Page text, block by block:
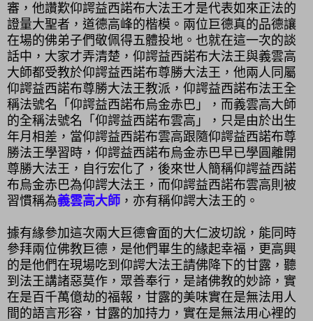
審，他讚歎仰諤益西諾布大法王才是代表如來正法的
證量大聖者，道德高峰的楷模。兩位巨德真的品德讓
在場的佛弟子們敬佩得五體投地。也就在這一次的談
話中，大家才弄清楚，仰諤益西諾布大法王與義雲高
大師都受教於仰諤益西諾布尊勝大法王，他兩人同屬
仰諤益西諾布尊勝大法王教派，仰諤益西諾布法王全
稱法號名「仰諤益西諾布烏金赤巴」，而義雲高大師
的全稱法號名「仰諤益西諾布雲高」，只是由於出生
年月相差，當仰諤益西諾布雲高跟隨仰諤益西諾布尊
勝法王學習時，仰諤益西諾布烏金赤巴早已學圓離開
尊勝大法王，自行宏化了，後來世人簡稱仰諤益西諾
布烏金赤巴為仰諤大法王，而仰諤益西諾布雲高則被
習慣稱為義雲高大師 ，亦有稱仰諤大法王的。
據有緣參加這次兩大巨德會面的大仁波切說，能同時
參拜兩位佛教巨德，是他們畢生的緣起幸福，更高興
的是他們在現場吃到仰諤大法王請佛降下的甘露，聽
到法王講諸惡莫作，眾善奉行，是諸佛教的妙諦，實
在是百千萬億劫的福報，甘露的美味實在是無法用人
間的語言形容，甘露的加持力，實在是無法用心裡的